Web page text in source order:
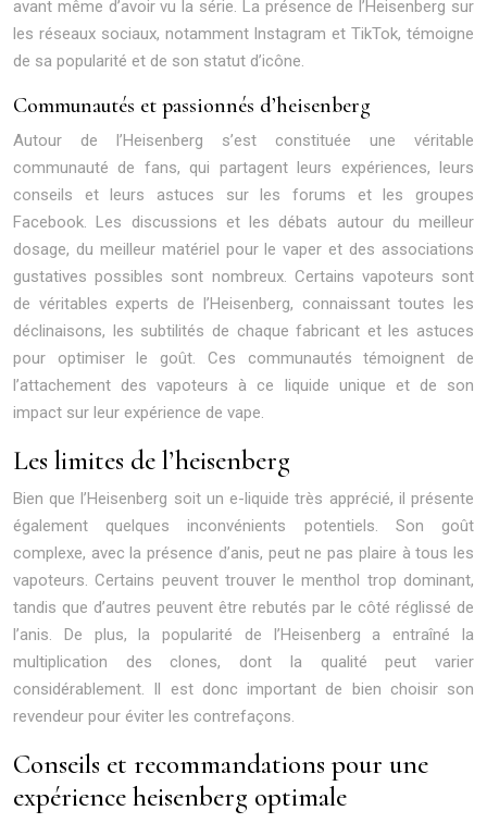
avant même d’avoir vu la série. La présence de l’Heisenberg sur
les réseaux sociaux, notamment Instagram et TikTok, témoigne
de sa popularité et de son statut d’icône.
Communautés et passionnés d’heisenberg
Autour de l’Heisenberg s’est constituée une véritable
communauté de fans, qui partagent leurs expériences, leurs
conseils et leurs astuces sur les forums et les groupes
Facebook. Les discussions et les débats autour du meilleur
dosage, du meilleur matériel pour le vaper et des associations
gustatives possibles sont nombreux. Certains vapoteurs sont
de véritables experts de l’Heisenberg, connaissant toutes les
déclinaisons, les subtilités de chaque fabricant et les astuces
pour optimiser le goût. Ces communautés témoignent de
l’attachement des vapoteurs à ce liquide unique et de son
impact sur leur expérience de vape.
Les limites de l’heisenberg
Bien que l’Heisenberg soit un e-liquide très apprécié, il présente
également quelques inconvénients potentiels. Son goût
complexe, avec la présence d’anis, peut ne pas plaire à tous les
vapoteurs. Certains peuvent trouver le menthol trop dominant,
tandis que d’autres peuvent être rebutés par le côté réglissé de
l’anis. De plus, la popularité de l’Heisenberg a entraîné la
multiplication des clones, dont la qualité peut varier
considérablement. Il est donc important de bien choisir son
revendeur pour éviter les contrefaçons.
Conseils et recommandations pour une
expérience heisenberg optimale